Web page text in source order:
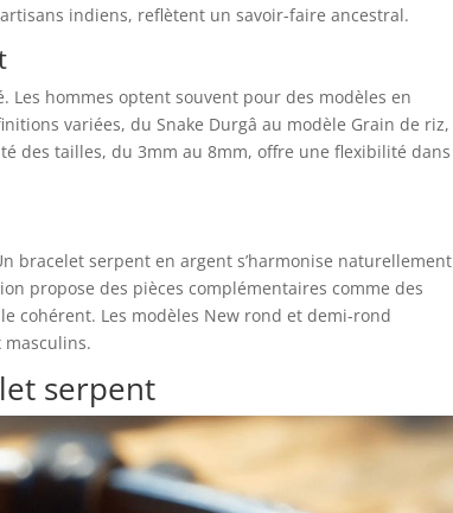
indiens, reflètent un savoir-faire ancestral.
Les hommes optent souvent pour des modèles en
variées, du Snake Durgâ au modèle Grain de riz,
des tailles, du 3mm au 8mm, offre une flexibilité dans
bracelet serpent en argent s’harmonise naturellement
propose des pièces complémentaires comme des
cohérent. Les modèles New rond et demi-rond
serpent